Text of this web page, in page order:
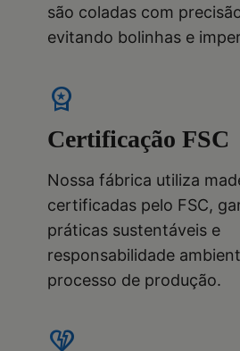
são coladas com
evitando bolinhas e
workspace_premium
Certificação FSC
Nossa fábrica utiliza
certificadas pelo FSC,
práticas sustentáveis e
responsabilidade
processo de produção.
heart_broken